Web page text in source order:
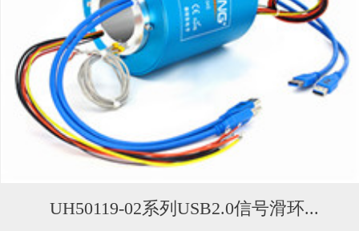
UH50119-02系列USB2.0信号滑环...